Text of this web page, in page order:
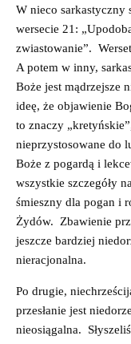
W nieco sarkastyczny
wersecie 21:
zwiastowanie”.
A potem w inny,
Boże jest mądrzejsze
ideę, że objawienie
to znaczy
nieprzystosowane do
Boże z pogardą i
wszystkie szczegóły
śmieszny dla pogan i
Żydów. Zbawienie
jeszcze bardziej
nieracjonalna.
Po drugie,
przesłanie jest
nieosiągalna.